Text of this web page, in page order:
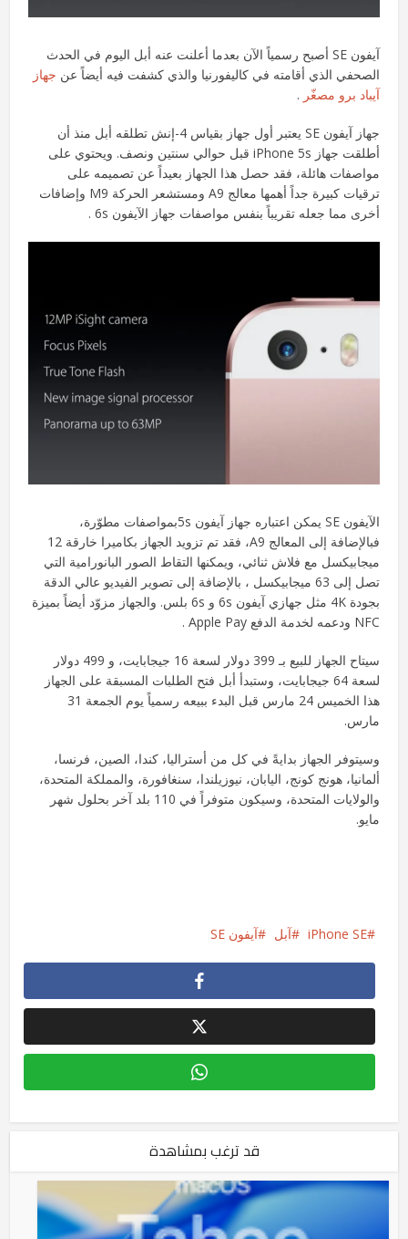
آيفون SE أصبح رسمياً الآن بعدما أعلنت عنه أبل اليوم في الحدث
الصحفي الذي أقامته في كاليفورنيا والذي كشفت فيه أيضاً عن جهاز
آيباد برو مصغّر .
جهاز آيفون SE يعتبر أول جهاز بقياس 4-إنش تطلقه أبل منذ أن
أطلقت جهاز iPhone 5s قبل حوالي سنتين ونصف. ويحتوي على
مواصفات هائلة، فقد حصل هذا الجهاز بعيداً عن تصميمه على
ترقيات كبيرة جداً أهمها معالج A9 ومستشعر الحركة M9 وإضافات
أخرى مما جعله تقريباً بنفس مواصفات جهاز الآيفون 6s .
الآيفون SE يمكن اعتباره جهاز آيفون 5sبمواصفات مطوّرة،
فبالإضافة إلى المعالج A9، فقد تم تزويد الجهاز بكاميرا خارقة 12
ميجابيكسل مع فلاش ثنائي، ويمكنها التقاط الصور البانورامية التي
تصل إلى 63 ميجابيكسل ، بالإضافة إلى تصوير الفيديو عالي الدقة
بجودة 4K مثل جهازي آيفون 6s و 6s بلس. والجهاز مزوّد أيضاً بميزة
NFC ودعمه لخدمة الدفع Apple Pay .
سيتاح الجهاز للبيع بـ 399 دولار لسعة 16 جيجابايت، و 499 دولار
لسعة 64 جيجابايت، وستبدأ أبل فتح الطلبات المسبقة على الجهاز
هذا الخميس 24 مارس قبل البدء ببيعه رسمياً يوم الجمعة 31
مارس.
وسيتوفر الجهاز بدايةً في كل من أستراليا، كندا، الصين، فرنسا،
ألمانيا، هونج كونج، اليابان، نيوزيلندا، سنغافورة، والمملكة المتحدة،
والولايات المتحدة، وسيكون متوفراً في 110 بلد آخر بحلول شهر
مايو.
iPhone SE آبل آيفون SE
قد ترغب بمشاهدة